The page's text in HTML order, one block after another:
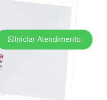
Iniciar Atendimento